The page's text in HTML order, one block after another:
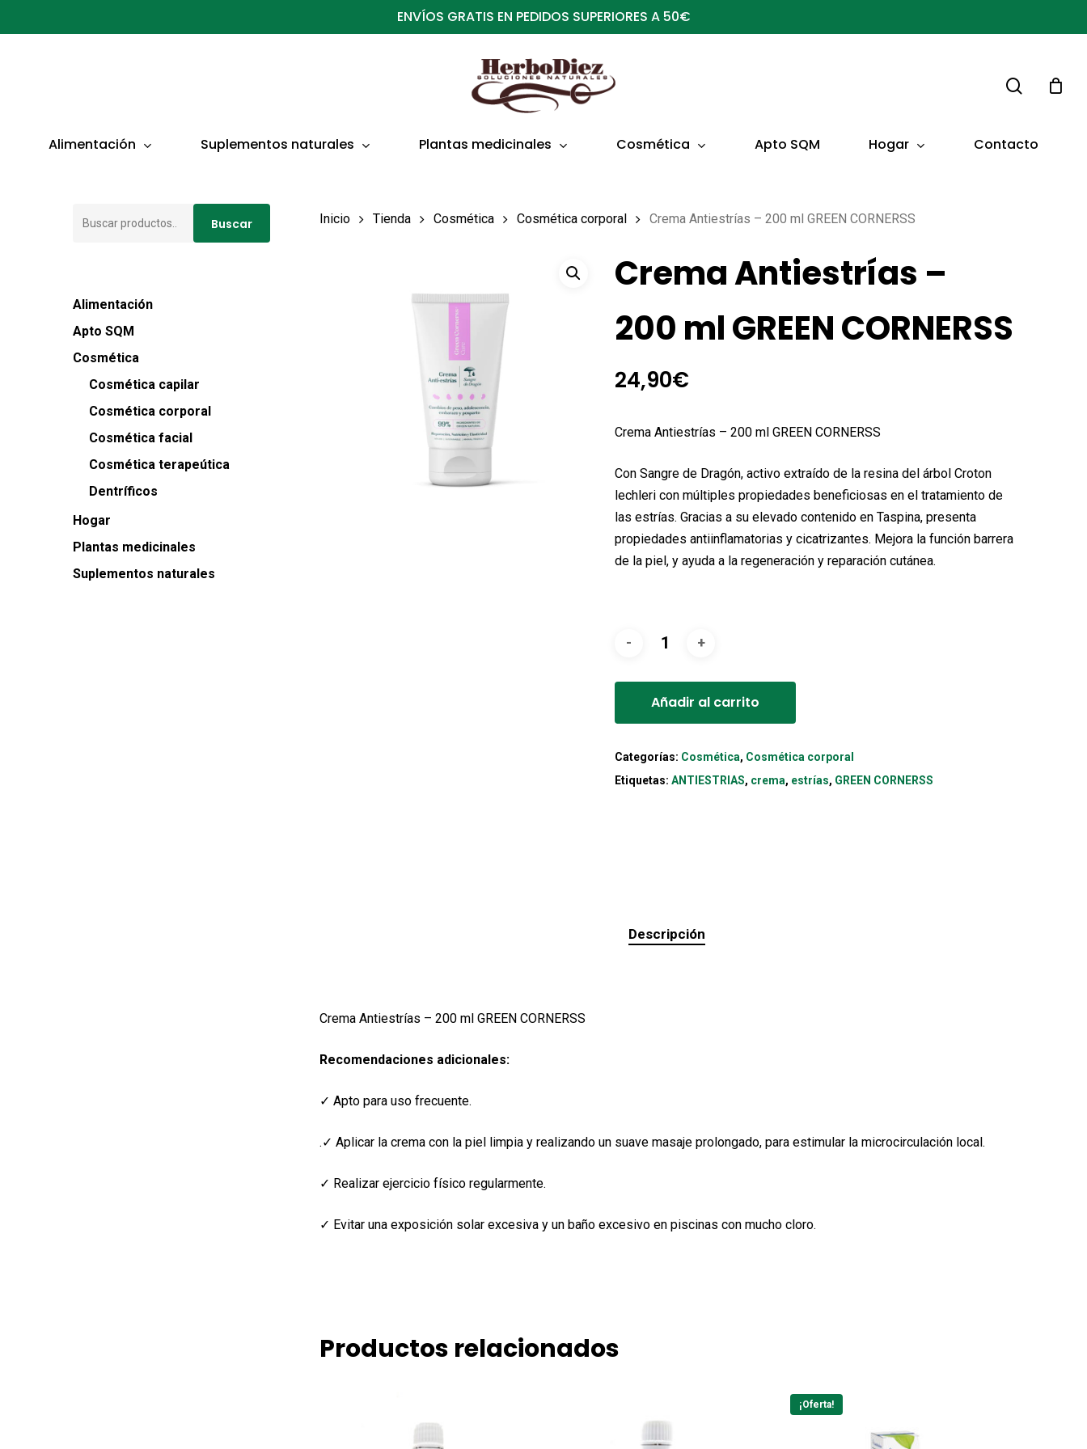
al
ENVÍOS GRATIS EN PEDIDOS SUPERIORES A 50€
Presionar ENTER para buscar o ESC para cerrar
Alimentación Suplementos naturales Plantas medicinales Cosmética Apto SQM Hogar Contacto
Buscar
Alimentación
Apto SQM
Cosmética
Cosmética capilar
Cosmética corporal
Cosmética facial
Cosmética terapeútica
Dentríficos
Hogar
Plantas medicinales
Suplementos naturales
Inicio Tienda Cosmética Cosmética corporal Crema Antiestrías – 200 ml GREEN CORNERSS
Crema Antiestrías –
200 ml GREEN CORNERSS
24,90€
Crema Antiestrías – 200 ml GREEN CORNERSS
Con Sangre de Dragón, activo extraído de la resina del árbol Croton
lechleri con múltiples propiedades beneficiosas en el tratamiento de
las estrías. Gracias a su elevado contenido en Taspina, presenta
propiedades antiinflamatorias y cicatrizantes. Mejora la función barrera
de la piel, y ayuda a la regeneración y reparación cutánea.
Añadir al carrito
Categorías: Cosmética, Cosmética corporal
Etiquetas:ANTIESTRIAS, crema, estrías, GREEN CORNERSS
Descripción
Crema Antiestrías – 200 ml GREEN CORNERSS
Recomendaciones adicionales:
✓ Apto para uso frecuente.
.✓ Aplicar la crema con la piel limpia y realizando un suave masaje prolongado, para estimular la microcirculación local.
✓ Realizar ejercicio físico regularmente.
✓ Evitar una exposición solar excesiva y un baño excesivo en piscinas con mucho cloro.
Productos relacionados
¡Oferta!